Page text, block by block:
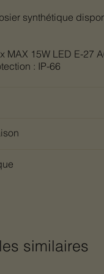
synthétique
MAX 15W LED E-27
: IP-66
similaires